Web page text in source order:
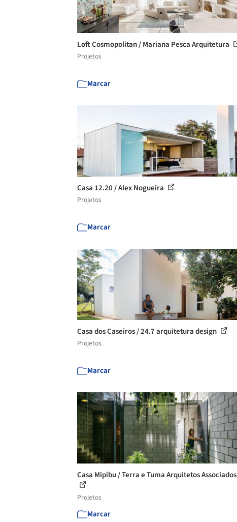
Loft Cosmopolitan / Mariana Pesca Arquitetura
Projetos
Marcar
Casa 12.20 / Alex Nogueira
Projetos
Marcar
Casa dos Caseiros / 24.7 arquitetura design
Projetos
Marcar
Casa Mipibu / Terra e Tuma Arquitetos Associados
Projetos
Marcar